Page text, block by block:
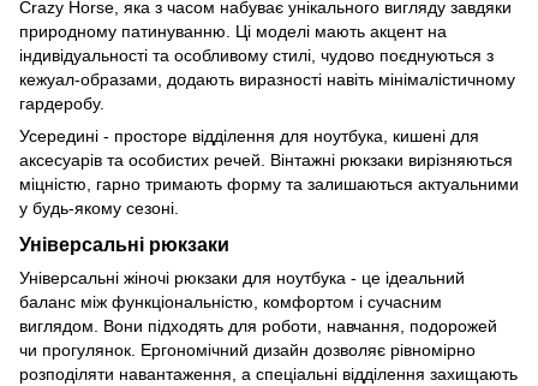
Crazy Horse, яка з часом набуває унікального вигляду завдяки
природному патинуванню. Ці моделі мають акцент на
індивідуальності та особливому стилі, чудово поєднуються з
кежуал-образами, додають виразності навіть мінімалістичному
гардеробу.
Усередині - просторе відділення для ноутбука, кишені для
аксесуарів та особистих речей. Вінтажні рюкзаки вирізняються
міцністю, гарно тримають форму та залишаються актуальними
у будь-якому сезоні.
Універсальні рюкзаки
Універсальні жіночі рюкзаки для ноутбука - це ідеальний
баланс між функціональністю, комфортом і сучасним
виглядом. Вони підходять для роботи, навчання, подорожей
чи прогулянок. Ергономічний дизайн дозволяє рівномірно
розподіляти навантаження, а спеціальні відділення захищають